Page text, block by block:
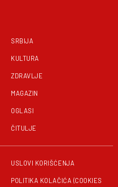
SRBIJA
KULTURA
ZDRAVLJE
MAGAZIN
OGLASI
ČITULJE
USLOVI KORIŠĆENJA
POLITIKA KOLAČIĆA (COOKIES